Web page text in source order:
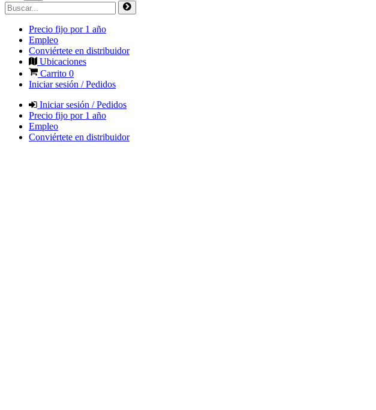
Precio fijo por 1 año
Empleo
Conviértete en distribuidor
Ubicaciones
Carrito 0
Iniciar sesión / Pedidos
Iniciar sesión / Pedidos
Precio fijo por 1 año
Empleo
Conviértete en distribuidor